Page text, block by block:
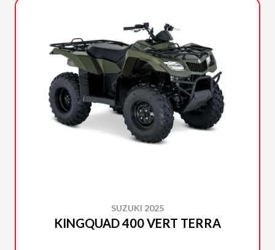
SUZUKI 2025
KINGQUAD 400 VERT TERRA